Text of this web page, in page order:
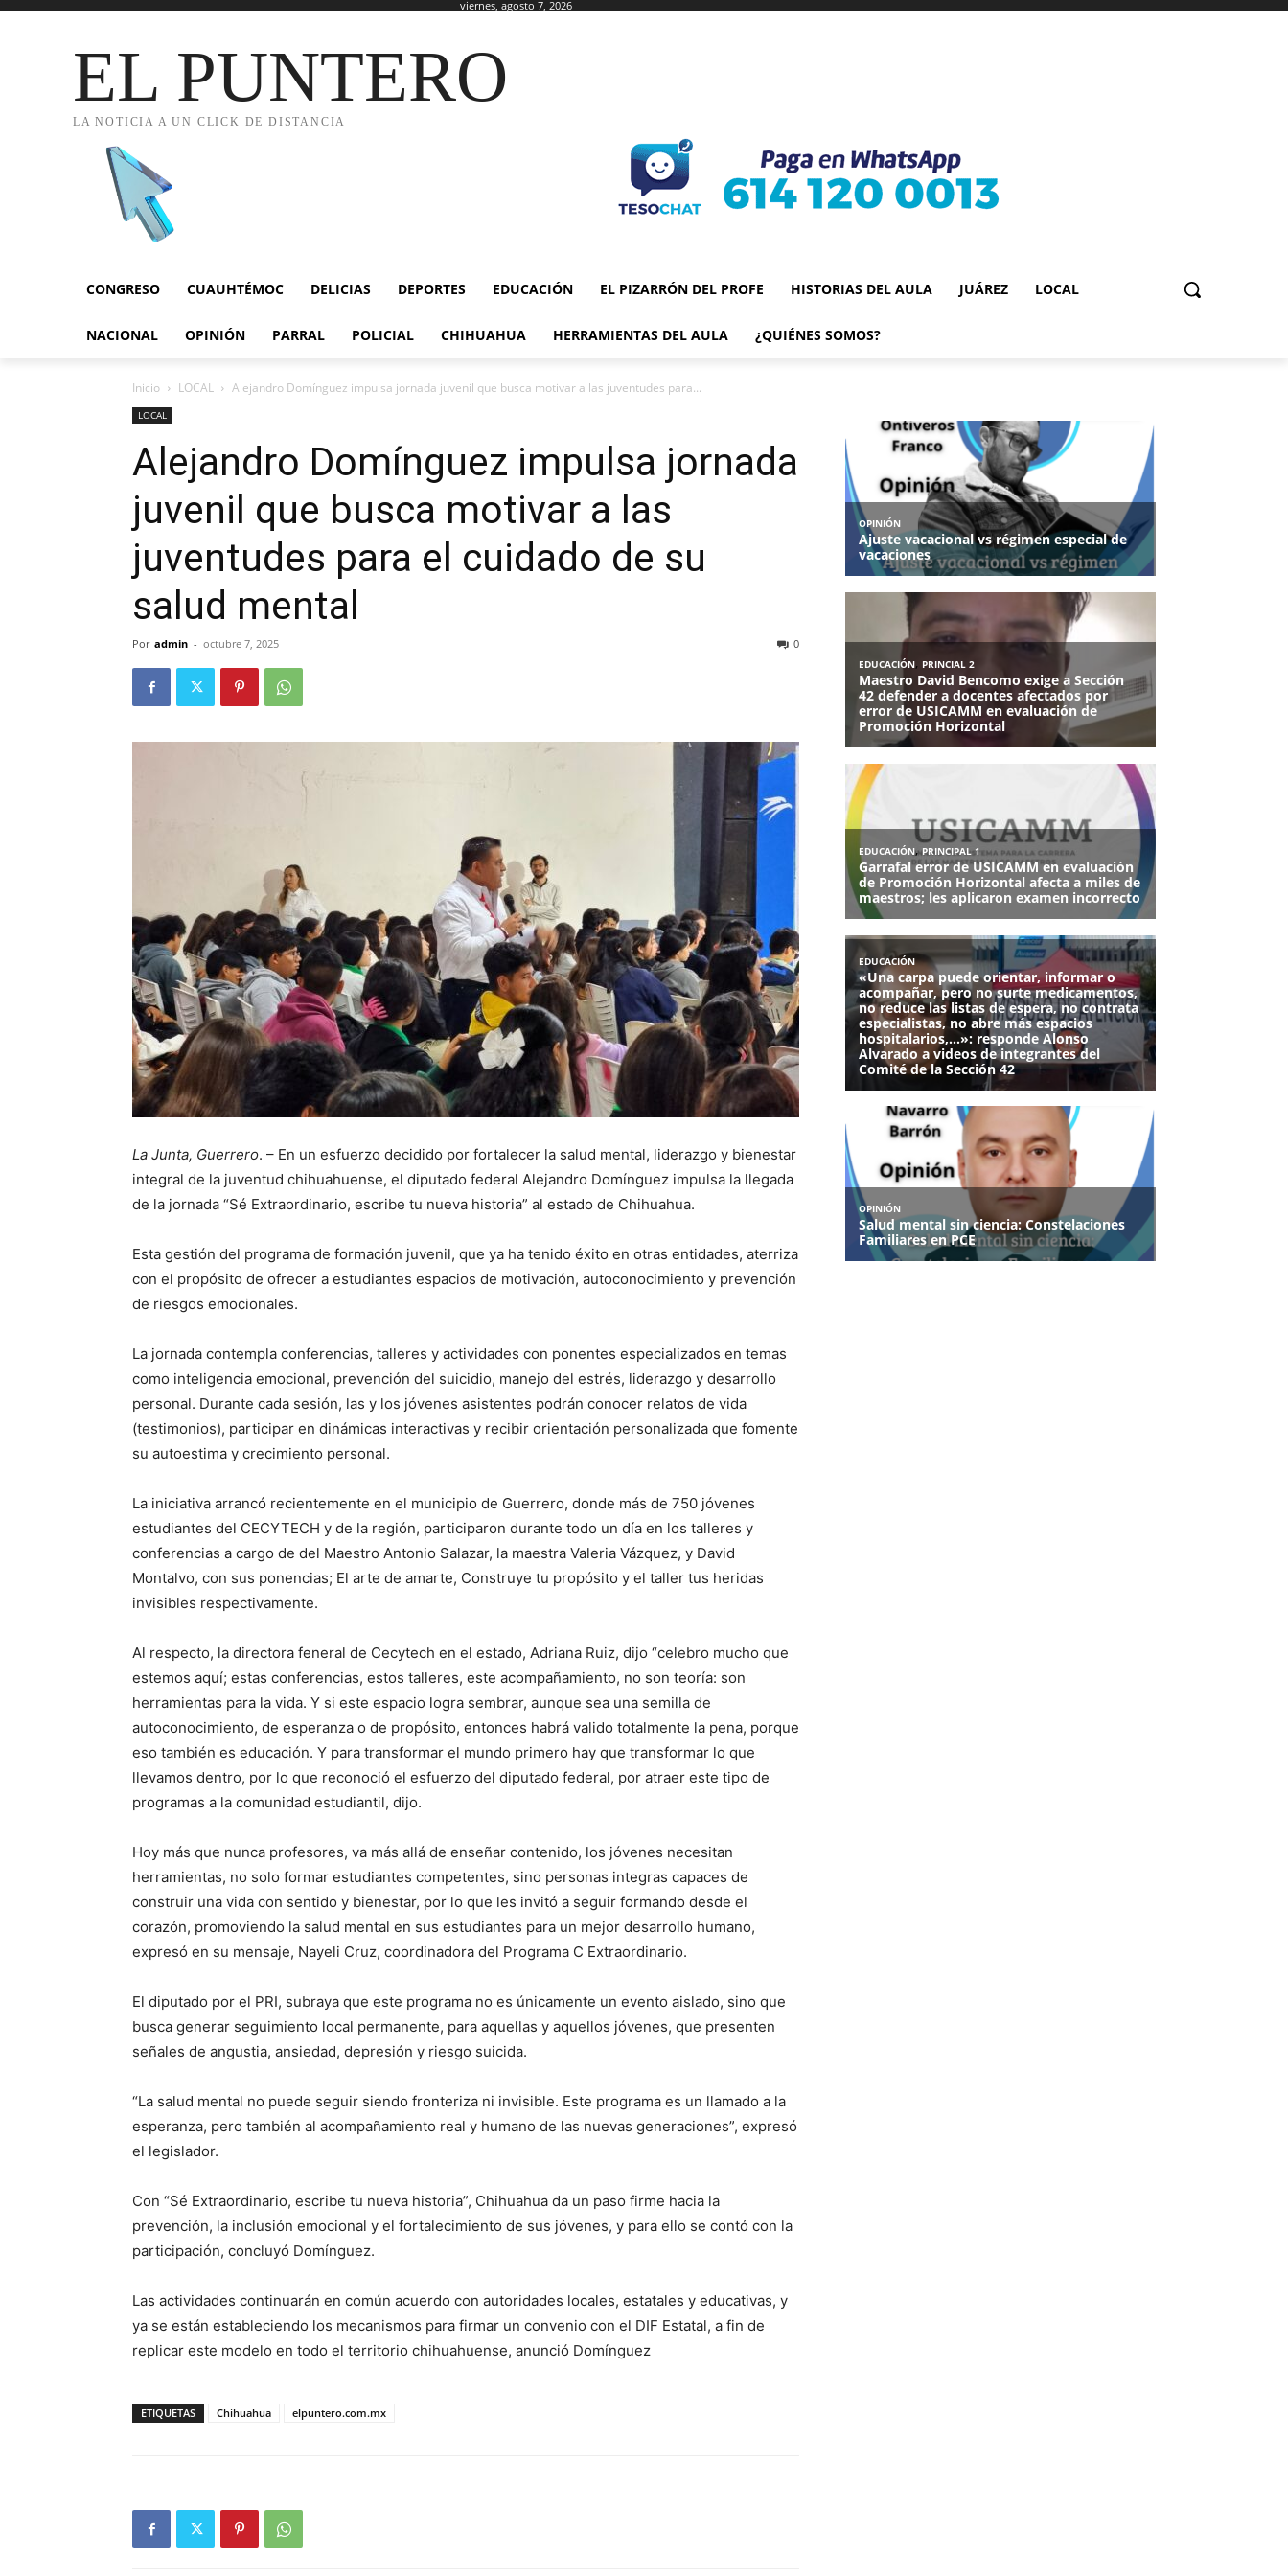
viernes, agosto 7, 2026
EL PUNTERO
LA NOTICIA A UN CLICK DE DISTANCIA
CONGRESO CUAUHTÉMOC DELICIAS DEPORTES EDUCACIÓN EL PIZARRÓN DEL PROFE HISTORIAS DEL AULA JUÁREZ LOCAL
NACIONAL OPINIÓN PARRAL POLICIAL CHIHUAHUA HERRAMIENTAS DEL AULA ¿QUIÉNES SOMOS?
Inicio LOCAL Alejandro Domínguez impulsa jornada juvenil que busca motivar a las juventudes para...
LOCAL
Alejandro Domínguez impulsa jornada
juvenil que busca motivar a las
juventudes para el cuidado de su
salud mental
Por admin - octubre 7, 2025 0
La Junta, Guerrero. – En un esfuerzo decidido por fortalecer la salud mental, liderazgo y bienestar
integral de la juventud chihuahuense, el diputado federal Alejandro Domínguez impulsa la llegada
de la jornada “Sé Extraordinario, escribe tu nueva historia” al estado de Chihuahua.
Esta gestión del programa de formación juvenil, que ya ha tenido éxito en otras entidades, aterriza
con el propósito de ofrecer a estudiantes espacios de motivación, autoconocimiento y prevención
de riesgos emocionales.
La jornada contempla conferencias, talleres y actividades con ponentes especializados en temas
como inteligencia emocional, prevención del suicidio, manejo del estrés, liderazgo y desarrollo
personal. Durante cada sesión, las y los jóvenes asistentes podrán conocer relatos de vida
(testimonios), participar en dinámicas interactivas y recibir orientación personalizada que fomente
su autoestima y crecimiento personal.
La iniciativa arrancó recientemente en el municipio de Guerrero, donde más de 750 jóvenes
estudiantes del CECYTECH y de la región, participaron durante todo un día en los talleres y
conferencias a cargo de del Maestro Antonio Salazar, la maestra Valeria Vázquez, y David
Montalvo, con sus ponencias; El arte de amarte, Construye tu propósito y el taller tus heridas
invisibles respectivamente.
Al respecto, la directora feneral de Cecytech en el estado, Adriana Ruiz, dijo “celebro mucho que
estemos aquí; estas conferencias, estos talleres, este acompañamiento, no son teoría: son
herramientas para la vida. Y si este espacio logra sembrar, aunque sea una semilla de
autoconocimiento, de esperanza o de propósito, entonces habrá valido totalmente la pena, porque
eso también es educación. Y para transformar el mundo primero hay que transformar lo que
llevamos dentro, por lo que reconoció el esfuerzo del diputado federal, por atraer este tipo de
programas a la comunidad estudiantil, dijo.
Hoy más que nunca profesores, va más allá de enseñar contenido, los jóvenes necesitan
herramientas, no solo formar estudiantes competentes, sino personas integras capaces de
construir una vida con sentido y bienestar, por lo que les invitó a seguir formando desde el
corazón, promoviendo la salud mental en sus estudiantes para un mejor desarrollo humano,
expresó en su mensaje, Nayeli Cruz, coordinadora del Programa C Extraordinario.
El diputado por el PRI, subraya que este programa no es únicamente un evento aislado, sino que
busca generar seguimiento local permanente, para aquellas y aquellos jóvenes, que presenten
señales de angustia, ansiedad, depresión y riesgo suicida.
“La salud mental no puede seguir siendo fronteriza ni invisible. Este programa es un llamado a la
esperanza, pero también al acompañamiento real y humano de las nuevas generaciones”, expresó
el legislador.
Con “Sé Extraordinario, escribe tu nueva historia”, Chihuahua da un paso firme hacia la
prevención, la inclusión emocional y el fortalecimiento de sus jóvenes, y para ello se contó con la
participación, concluyó Domínguez.
Las actividades continuarán en común acuerdo con autoridades locales, estatales y educativas, y
ya se están estableciendo los mecanismos para firmar un convenio con el DIF Estatal, a fin de
replicar este modelo en todo el territorio chihuahuense, anunció Domínguez
ETIQUETAS Chihuahua elpuntero.com.mx